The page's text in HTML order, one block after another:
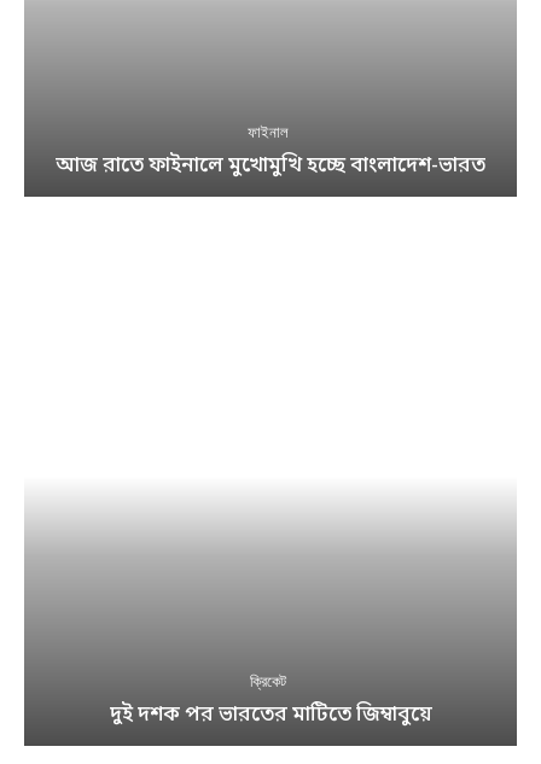
ফাইনাল
আজ রাতে ফাইনালে মুখোমুখি হচ্ছে বাংলাদেশ-ভারত
ক্রিকেট
দুই দশক পর ভারতের মাটিতে জিম্বাবুয়ে